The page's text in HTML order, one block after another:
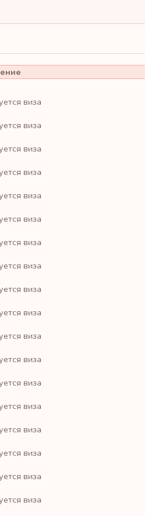
виза
виза
виза
виза
виза
виза
виза
виза
виза
виза
виза
виза
виза
виза
виза
виза
виза
виза